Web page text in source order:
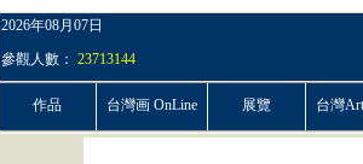
2026年08月07日
參觀人數： 23713144
作品 台灣画 OnLine 展覽 台灣